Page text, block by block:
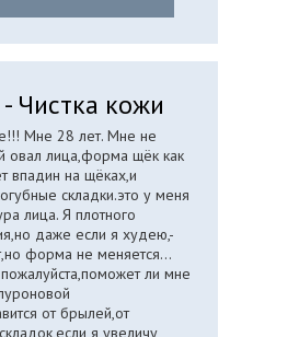
Чистка кожи
Мне 28 лет. Мне не
овал лица,форма щёк как
впадин на щёках,и
складки.это у меня
лица. Я плотного
даже если я худею,-
форма не меняется...
ли мне
от брылей,от
я увеличу